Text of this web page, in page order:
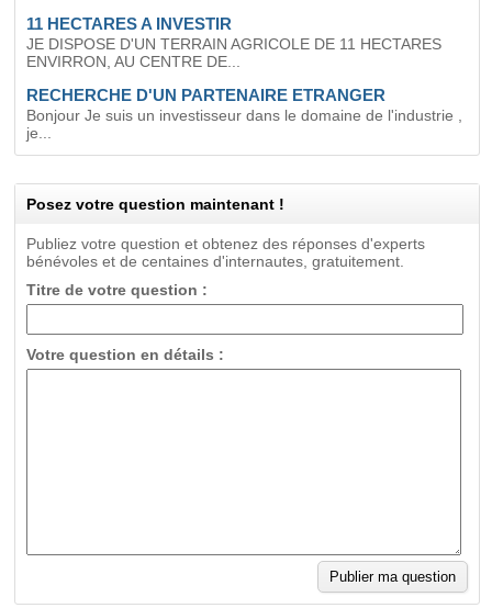
11 HECTARES A INVESTIR
JE DISPOSE D'UN TERRAIN AGRICOLE DE 11 HECTARES
ENVIRRON, AU CENTRE DE...
RECHERCHE D'UN PARTENAIRE ETRANGER
Bonjour Je suis un investisseur dans le domaine de l'industrie ,
je...
Posez votre question maintenant !
Publiez votre question et obtenez des réponses d'experts
bénévoles et de centaines d'internautes, gratuitement.
Titre de votre question :
Votre question en détails :